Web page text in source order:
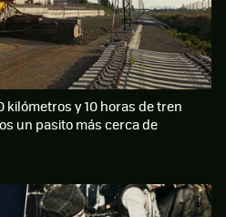
kilómetros y 10 horas de tren
un pasito más cerca de